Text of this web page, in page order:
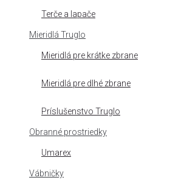
Terče a lapače
Mieridlá Truglo
Mieridlá pre krátke zbrane
Mieridlá pre dlhé zbrane
Príslušenstvo Truglo
Obranné prostriedky
Umarex
Vábničky